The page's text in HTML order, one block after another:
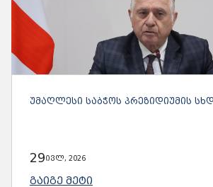
ᲣᲛᲐᲦᲚᲔᲡᲘ ᲡᲐᲑᲭᲝᲡ ᲞᲠᲔᲖᲘᲓᲘᲣᲛᲘᲡ
29ივლ, 2026
ᲒᲐᲘᲒᲔ ᲛᲔᲢᲘ